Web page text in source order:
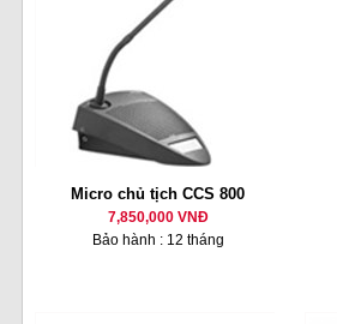
Micro chủ tịch CCS 800
7,850,000 VNĐ
Bảo hành : 12 tháng